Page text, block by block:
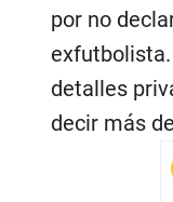
por no
detalles
decir más